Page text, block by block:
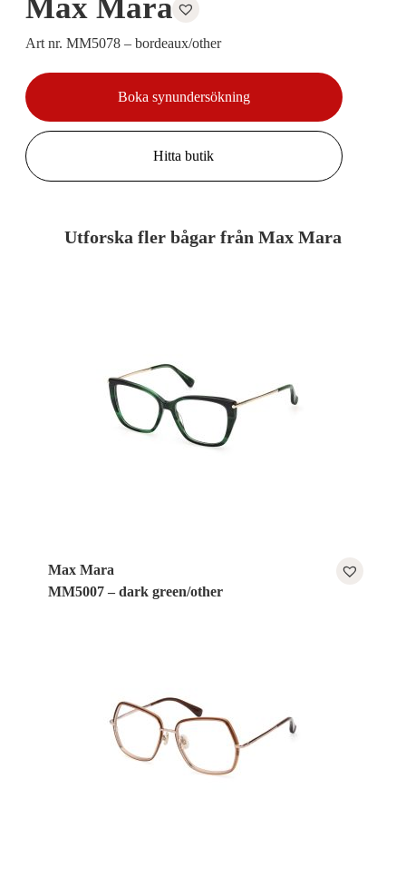
Max Mara
Art nr. MM5078 – bordeaux/other
Boka synundersökning
Hitta butik
Utforska fler bågar från Max Mara
Max Mara
MM5007 – dark green/other